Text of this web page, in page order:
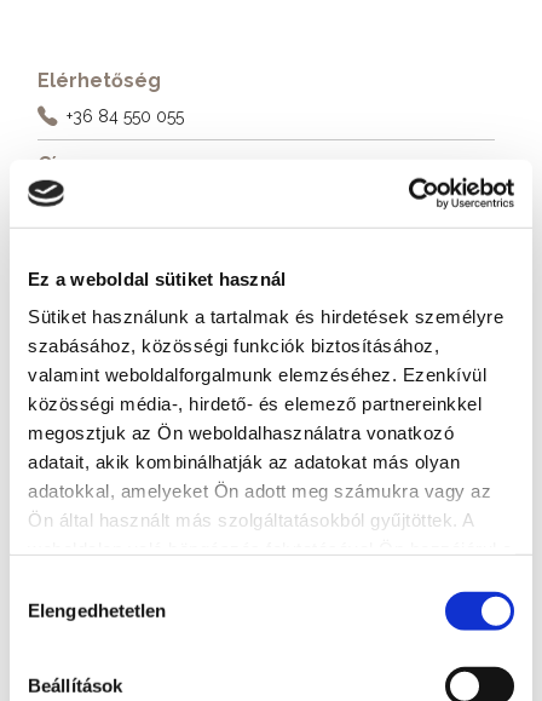
Ez a weboldal sütiket használ
Sütiket használunk a tartalmak és hirdetések személyre
szabásához, közösségi funkciók biztosításához,
valamint weboldalforgalmunk elemzéséhez. Ezenkívül
közösségi média-, hirdető- és elemező partnereinkkel
megosztjuk az Ön weboldalhasználatra vonatkozó
adatait, akik kombinálhatják az adatokat más olyan
adatokkal, amelyeket Ön adott meg számukra vagy az
Ön által használt más szolgáltatásokból gyűjtöttek. A
kiválasztása
Elengedhetetlen
Beállítások
Elérhetőség
+36 84 550 055
Cím
8600 Siófok, Akácfa utca 1.
http://www.hotelkentaur.hu/
További szálláshelyek